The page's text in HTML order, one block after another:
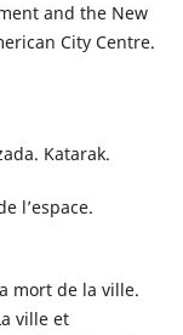
and the New
City Centre.
Katarak.
l’espace.
mort de la ville.
ville et